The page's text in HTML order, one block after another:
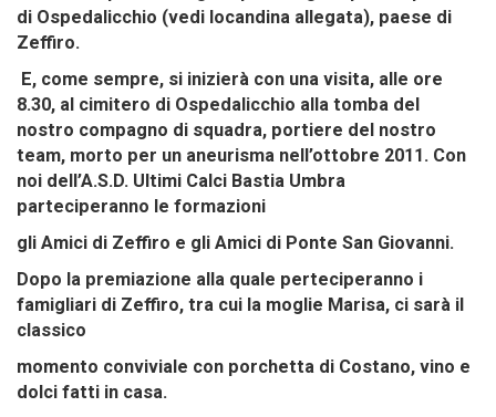
di Ospedalicchio (vedi locandina allegata), paese di
Zeffiro.
E, come sempre, si inizierà con una visita, alle ore
8.30, al cimitero di Ospedalicchio alla tomba del
nostro compagno di squadra, portiere del nostro
team, morto per un aneurisma nell’ottobre 2011. Con
noi dell’A.S.D. Ultimi Calci Bastia Umbra
parteciperanno le formazioni
gli Amici di Zeffiro e gli Amici di Ponte San Giovanni.
Dopo la premiazione alla quale perteciperanno i
famigliari di Zeffiro, tra cui la moglie Marisa, ci sarà il
classico
momento conviviale con porchetta di Costano, vino e
dolci fatti in casa.